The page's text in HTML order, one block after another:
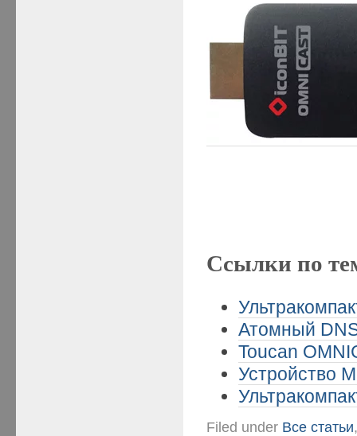
Ссылки по
Атомный
Toucan
Устройство
Filed under Все статьи